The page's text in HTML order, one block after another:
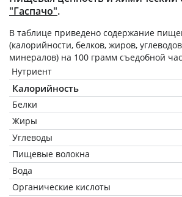
"Гаспачо".
В таблице приведено содержание
(калорийности, белков, жиров,
минералов) на 100 грамм съедобной
Нутриент
Калорийность
Белки
Жиры
Углеводы
Пищевые волокна
Вода
Органические кислоты